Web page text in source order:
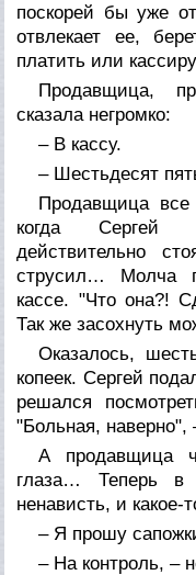
поскорей бы уже
отвлекает ее,
платить или
Продавщица,
сказала негромко:
– В кассу.
– Шестьдесят
Продавщица все
когда Сергей
действительно
струсил… Молча
кассе. "Что она?!
Так же засохнуть
Оказалось,
копеек. Сергей
решался
"Больная, наверно",
А продавщица
глаза… Теперь
ненависть, и какое-
– Я прошу
– На контроль, –